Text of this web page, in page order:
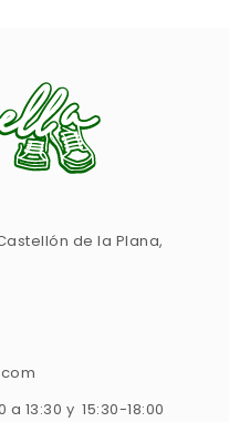
de la Plana,
13:30 y 15:30-18:00